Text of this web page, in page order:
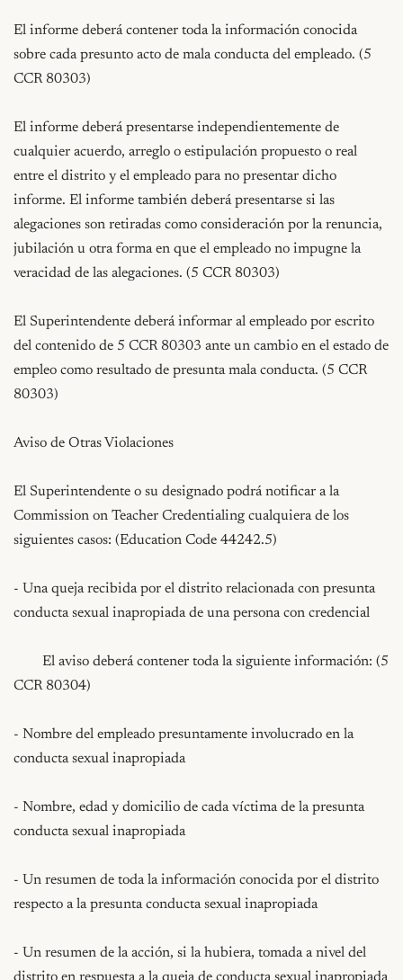
El informe deberá contener toda la información conocida
sobre cada presunto acto de mala conducta del empleado. (5
CCR 80303)
El informe deberá presentarse independientemente de
cualquier acuerdo, arreglo o estipulación propuesto o real
entre el distrito y el empleado para no presentar dicho
informe. El informe también deberá presentarse si las
alegaciones son retiradas como consideración por la renuncia,
jubilación u otra forma en que el empleado no impugne la
veracidad de las alegaciones. (5 CCR 80303)
El Superintendente deberá informar al empleado por escrito
del contenido de 5 CCR 80303 ante un cambio en el estado de
empleo como resultado de presunta mala conducta. (5 CCR
80303)
Aviso de Otras Violaciones
El Superintendente o su designado podrá notificar a la
Commission on Teacher Credentialing cualquiera de los
siguientes casos: (Education Code 44242.5)
- Una queja recibida por el distrito relacionada con presunta
conducta sexual inapropiada de una persona con credencial
	El aviso deberá contener toda la siguiente información: (5
CCR 80304)
- Nombre del empleado presuntamente involucrado en la
conducta sexual inapropiada
- Nombre, edad y domicilio de cada víctima de la presunta
conducta sexual inapropiada
- Un resumen de toda la información conocida por el distrito
respecto a la presunta conducta sexual inapropiada
- Un resumen de la acción, si la hubiera, tomada a nivel del